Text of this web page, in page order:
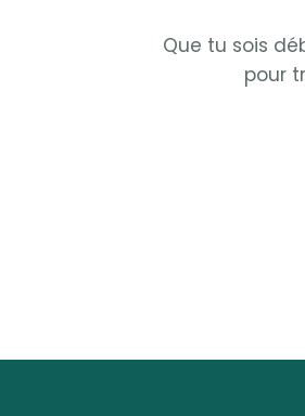
Que tu sois
pour